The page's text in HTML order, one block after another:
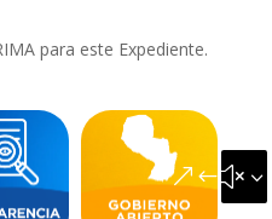
para este Expediente.